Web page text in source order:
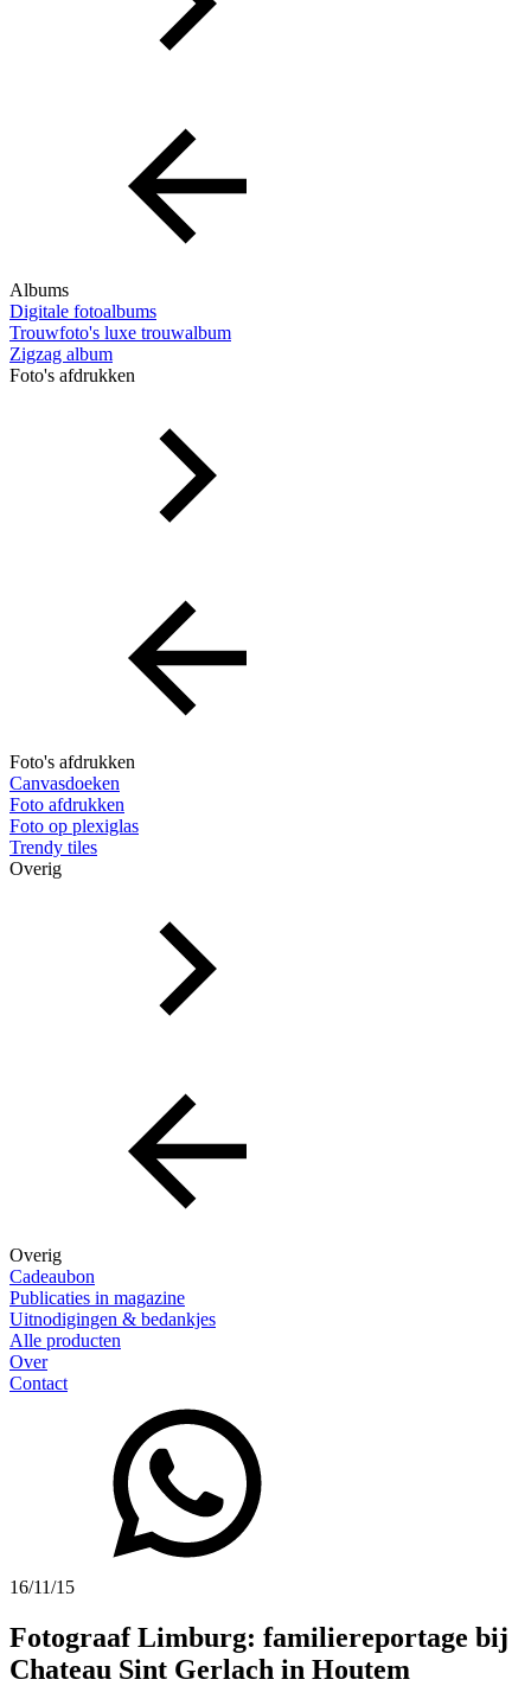
Albums
Digitale fotoalbums
Trouwfoto's luxe trouwalbum
Zigzag album
Foto's afdrukken
Foto's afdrukken
Canvasdoeken
Foto afdrukken
Foto op plexiglas
Trendy tiles
Overig
Overig
Cadeaubon
Publicaties in magazine
Uitnodigingen & bedankjes
Alle producten
Over
Contact
16/11/15
Fotograaf Limburg: familiereportage bij
Chateau Sint Gerlach in Houtem